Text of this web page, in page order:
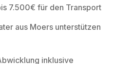
7.500€ für den Transport
aus Moers unterstützen
inklusive